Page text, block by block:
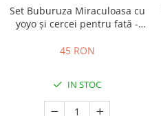
Set Buburuza Miraculoasa cu
yoyo și cercei pentru fată -
45 RON
IN STOC